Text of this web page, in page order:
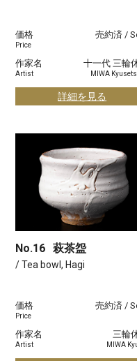
価格
Price
売約済 /
作家名
Artist
十一代 三輪
MIWA
詳細を見る
No.16 萩茶盌
/ Tea bowl, Hagi
価格
Price
売約済 /
作家名
Artist
三輪
MIWA